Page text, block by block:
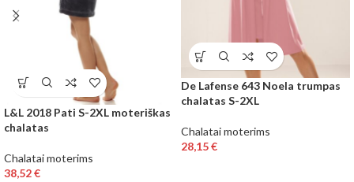
L&L 2018 Pati S-2XL moteriškas
chalatas
Chalatai moterims
38,52€
De Lafense 643 Noela trumpas
chalatas S-2XL
Chalatai moterims
28,15€